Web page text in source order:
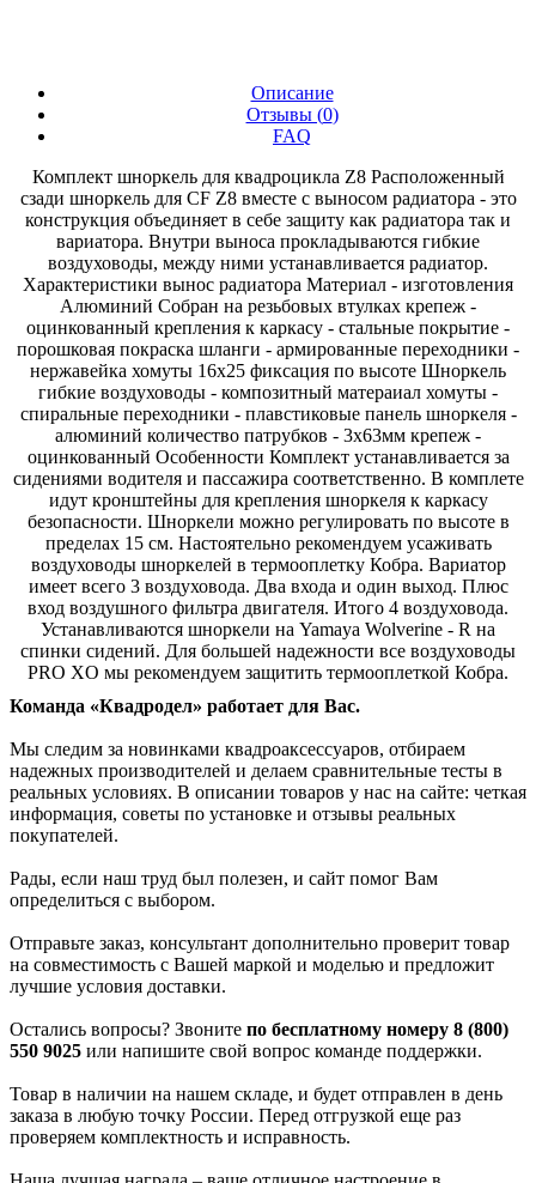
Описание
Отзывы (0)
FAQ
Комплект шноркель для квадроцикла Z8 Расположенный
сзади шноркель для CF Z8 вместе с выносом радиатора - это
конструкция объединяет в себе защиту как радиатора так и
вариатора. Внутри выноса прокладываются гибкие
воздуховоды, между ними устанавливается радиатор.
Характеристики вынос радиатора Материал - изготовления
Алюминий Собран на резьбовых втулках крепеж -
оцинкованный крепления к каркасу - стальные покрытие -
порошковая покраска шланги - армированные переходники -
нержавейка хомуты 16х25 фиксация по высоте Шноркель
гибкие воздуховоды - композитный матераиал хомуты -
спиральные переходники - плавстиковые панель шноркеля -
алюминий количество патрубков - 3х63мм крепеж -
оцинкованный Особенности Комплект устанавливается за
сидениями водителя и пассажира соответственно. В комплете
идут кронштейны для крепления шноркеля к каркасу
безопасности. Шноркели можно регулировать по высоте в
пределах 15 см. Настоятельно рекомендуем усаживать
воздуховоды шноркелей в термооплетку Кобра. Вариатор
имеет всего 3 воздуховода. Два входа и один выход. Плюс
вход воздушного фильтра двигателя. Итого 4 воздуховода.
Устанавливаются шноркели на Yamaya Wolverine - R на
спинки сидений. Для большей надежности все воздуховоды
PRO XO мы рекомендуем защитить термооплеткой Кобра.
Команда «Квадродел» работает для Вас.
Мы следим за новинками квадроаксессуаров, отбираем
надежных производителей и делаем сравнительные тесты в
реальных условиях. В описании товаров у нас на сайте: четкая
информация, советы по установке и отзывы реальных
покупателей.
Рады, если наш труд был полезен, и сайт помог Вам
определиться с выбором.
Отправьте заказ, консультант дополнительно проверит товар
на совместимость с Вашей маркой и моделью и предложит
лучшие условия доставки.
Остались вопросы? Звоните по бесплатному номеру 8 (800)
550 9025 или напишите свой вопрос команде поддержки.
Товар в наличии на нашем складе, и будет отправлен в день
заказа в любую точку России. Перед отгрузкой еще раз
проверяем комплектность и исправность.